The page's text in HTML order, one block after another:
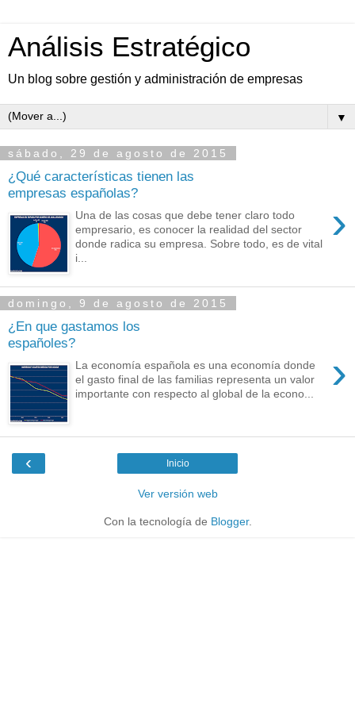
Análisis Estratégico
Un blog sobre gestión y administración de empresas
▼
sábado, 29 de agosto de 2015
¿Qué características tienen las
empresas españolas?
›
Una de las cosas que debe tener claro todo
empresario, es conocer la realidad del sector
donde radica su empresa. Sobre todo, es de vital
i...
domingo, 9 de agosto de 2015
¿En que gastamos los
españoles?
›
La economía española es una economía donde
el gasto final de las familias representa un valor
importante con respecto al global de la econo...
‹ Inicio
Ver versión web
Con la tecnología de Blogger.